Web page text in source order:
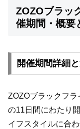
ZOZOブラッ
催期間・概要
開催期間詳細
ZOZOブラックフ
の11日間にわたり
イフスタイルに合